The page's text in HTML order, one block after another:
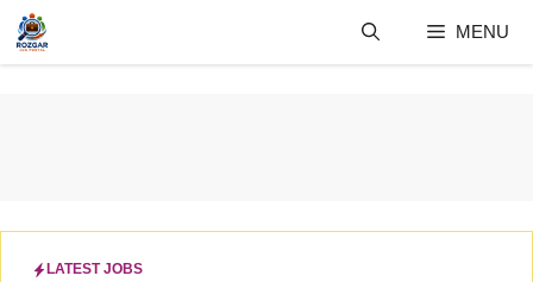
Skip
content
MENU
LATEST JOBS